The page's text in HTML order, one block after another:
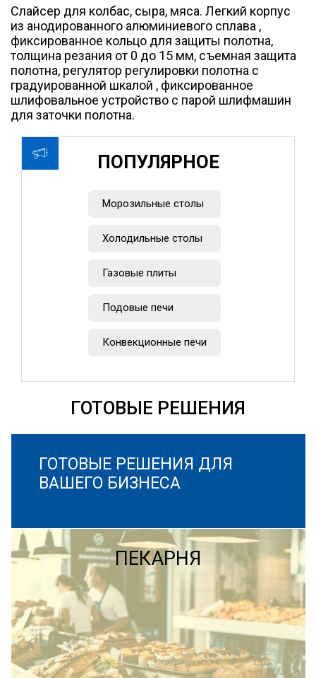
Слайсер для колбас, сыра, мяса. Легкий корпус
из анодированного алюминиевого сплава ,
фиксированное кольцо для защиты полотна,
толщина резания от 0 до 15 мм, съемная защита
полотна, регулятор регулировки полотна с
градуированной шкалой , фиксированное
шлифовальное устройство с парой шлифмашин
для заточки полотна.
ПОПУЛЯРНОЕ
Морозильные столы
Холодильные столы
Газовые плиты
Подовые печи
Конвекционные печи
ГОТОВЫЕ РЕШЕНИЯ
ГОТОВЫЕ РЕШЕНИЯ ДЛЯ
ВАШЕГО БИЗНЕСА
ПЕКАРНЯ